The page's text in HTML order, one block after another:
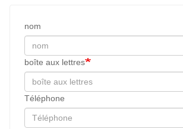
nom
boîte aux lettres
Téléphone